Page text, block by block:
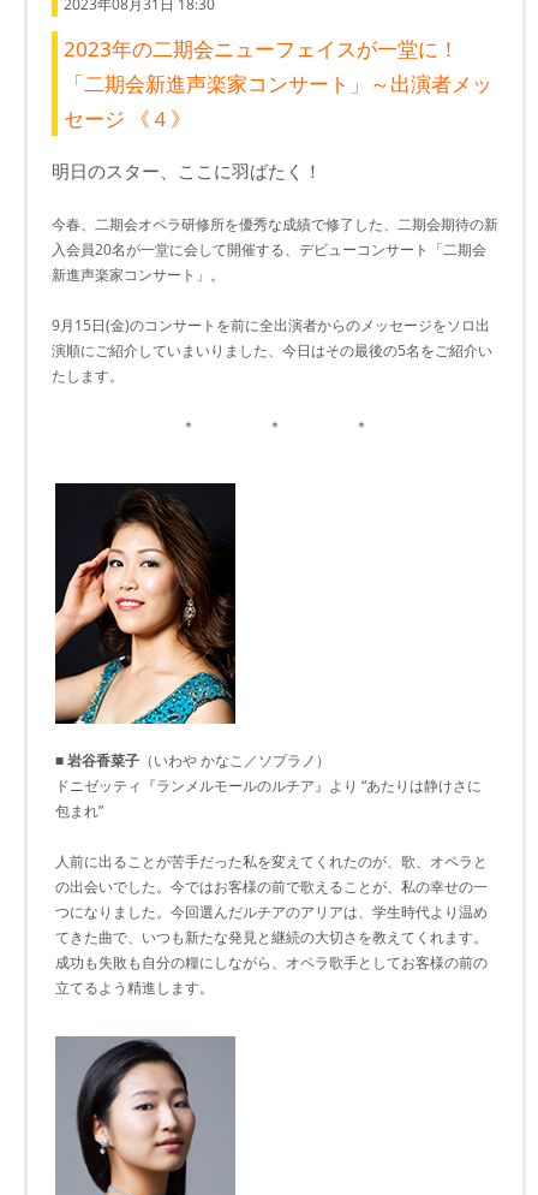
2023年の二期会ニューフェイスが一堂に！
「二期会新進声楽家コンサート」～出演者メッ
セージ 《４》
明日のスター、ここに羽ばたく！
今春、二期会オペラ研修所を優秀な成績で修了した、二期会期待の新
入会員20名が一堂に会して開催する、デビューコンサート「二期会
新進声楽家コンサート」。
9月15日(金)のコンサートを前に全出演者からのメッセージをソロ出
演順にご紹介していまいりました、今日はその最後の5名をご紹介い
たします。
＊ ＊ ＊
■ 岩谷香菜子 （いわや かなこ／ソプラノ）
ドニゼッティ『ランメルモールのルチア』より “あたりは静けさに
包まれ”
人前に出ることが苦手だった私を変えてくれたのが、歌、オペラと
の出会いでした。今ではお客様の前で歌えることが、私の幸せの一
つになりました。今回選んだルチアのアリアは、学生時代より温め
てきた曲で、いつも新たな発見と継続の大切さを教えてくれます。
成功も失敗も自分の糧にしながら、オペラ歌手としてお客様の前の
立てるよう精進します。